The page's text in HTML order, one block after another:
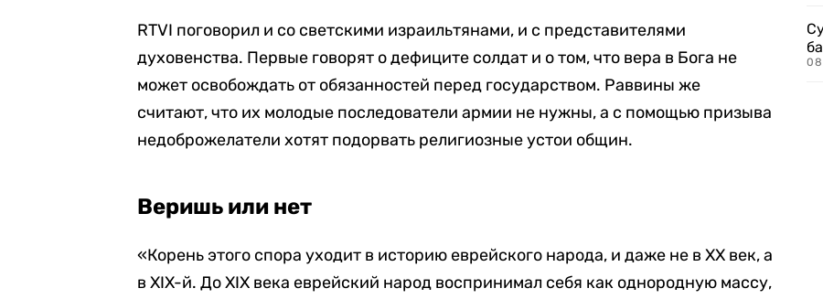
RTVI поговорил и со светскими израильтянами, и с представителями
духовенства. Первые говорят о дефиците солдат и о том, что вера в Бога не
может освобождать от обязанностей перед государством. Раввины же
считают, что их молодые последователи армии не нужны, а с помощью призыва
недоброжелатели хотят подорвать религиозные устои общин.
Веришь или нет
«Корень этого спора уходит в историю еврейского народа, и даже не в XX век, а
в XIX-й. До XIX века еврейский народ воспринимал себя как однородную массу,